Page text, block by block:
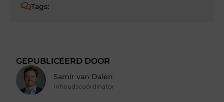
Tags:
GEPUBLICEERD DOOR
Samir van Dalen
Inhoudscoördinator